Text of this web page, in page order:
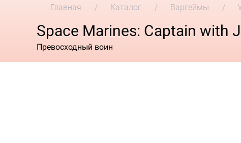
Главная Каталог Варгеймы
Space Marines: Captain with
Превосходный воин